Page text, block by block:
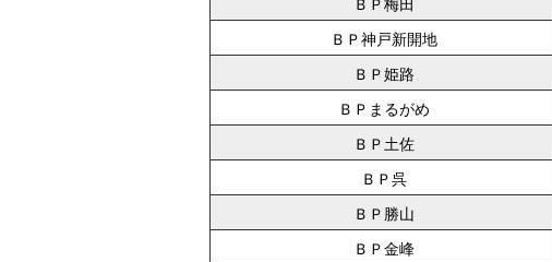
ＢＰ梅田
ＢＰ神戸新開地
ＢＰ姫路
ＢＰまるがめ
ＢＰ土佐
ＢＰ呉
ＢＰ勝山
ＢＰ金峰